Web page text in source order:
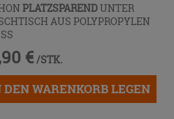
PLATZSPARENDUNTER
AUS POLYPROPYLEN
€ /STK.
DEN WARENKORB LEGEN